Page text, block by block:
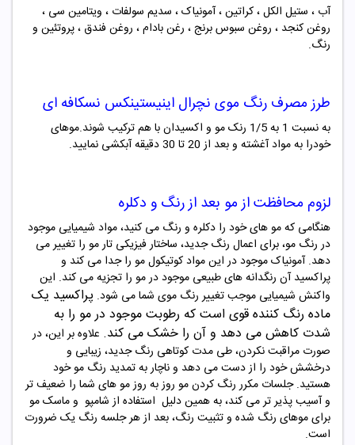
آب ، ستیل الکل ، کراتین ، آمونیاک ، سدیم سولفات ، ویتامین سی ،
روغن کنجد ، روغن سبوس برنج ، رغن بادام ، روغن فندق ، پروتئین و
رنگ.
طرز مصرف رنگ موی نچرال اینیستینکس نسکافه ای
به نسبت 1 به 1/5 رنک مو و اکسیدان با هم ترکیب شوند.موهای
خودرا به مواد آغشته و بعد از 20 تا 30 دقیقه آبکشی نمایید.
لزوم محافظت از مو بعد از رنگ و دکلره
هنگامی که مو های خود را دکلره و رنگ می کنید، مواد شیمیایی موجود
در رنگ مو، برای اعمال رنگ جدید، ساختار فیزیکی تار مو را تغییر می
دهد. آمونیاک موجود در این مواد کوتیکول مو را جدا می کند و
پراکسید آن رنگدانه های طبیعی موجود در مو را تجزیه می کند. این
واکنش شیمیایی موجب تغییر رنگ موی شما می شود. پراکسید یک
ماده رنگ‌ کننده قوی است که رطوبتموجود در مو را به
شدت کاهش می دهد و آن را خشک می کند. علاوه بر این، در
صورت مراقبت نکردن، طی مدت کوتاهی رنگ جدید، زیبایی و
درخشش خود را از دست می دهد و ناچار به تمدید رنگ مو خود
هستید. جلسات مکرر رنگ کردن مو روز به روز مو های شما را ضعیف تر
و آسیب پذیر تر می کند، به همین دلیل استفاده از شامپو و ماسک مو
برای موهای رنگ شده و تثبیت رنگ، بعد از هر جلسه رنگ یک ضرورت
است.